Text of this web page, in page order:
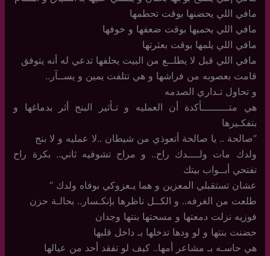
مافي اللي يحضنها بوقت تحطمها
مافي اللي يحميها بوقت ضعفها و خوفها
مافي اللي يلمها بوقت بعثرتها
مافي اللي قبل لا يطلــع من البيت يحلفها تدعي له أنه يتوفق
قامت بعصوبه من فراشها و هي تتلفت يمين و يســآر..
و تحاول تـداري الصدمه
هي متـــــــــأكدة أن العمليه و تـأثير البنج أثر بدماغها و
بتفكـيرها
“صالحة .. يا صالحة أتعوذي من شيطان ..لا عمليه و لا بنج
ولدك مات ولــــدك راح.. و مراح تشوفيه ثاني.. بكرة راح
تفتحي أبــواب بيتك
عشان تستقبلي المعزين و هما يـعزوكي بوفاه ولدك “
طلعت من الغرفه.. و الكــل ناظرها بإنكـسار.. بحالـة حزن
فوزيه نزلت دمعتها و مسحتها بنتها وجدان
حضنت بنتها و لو ودها تدخلها بـ داخل قلبها
هي حاسـه بـ مشاعر أمها.. كيف لو تفقد أحد من عيالها